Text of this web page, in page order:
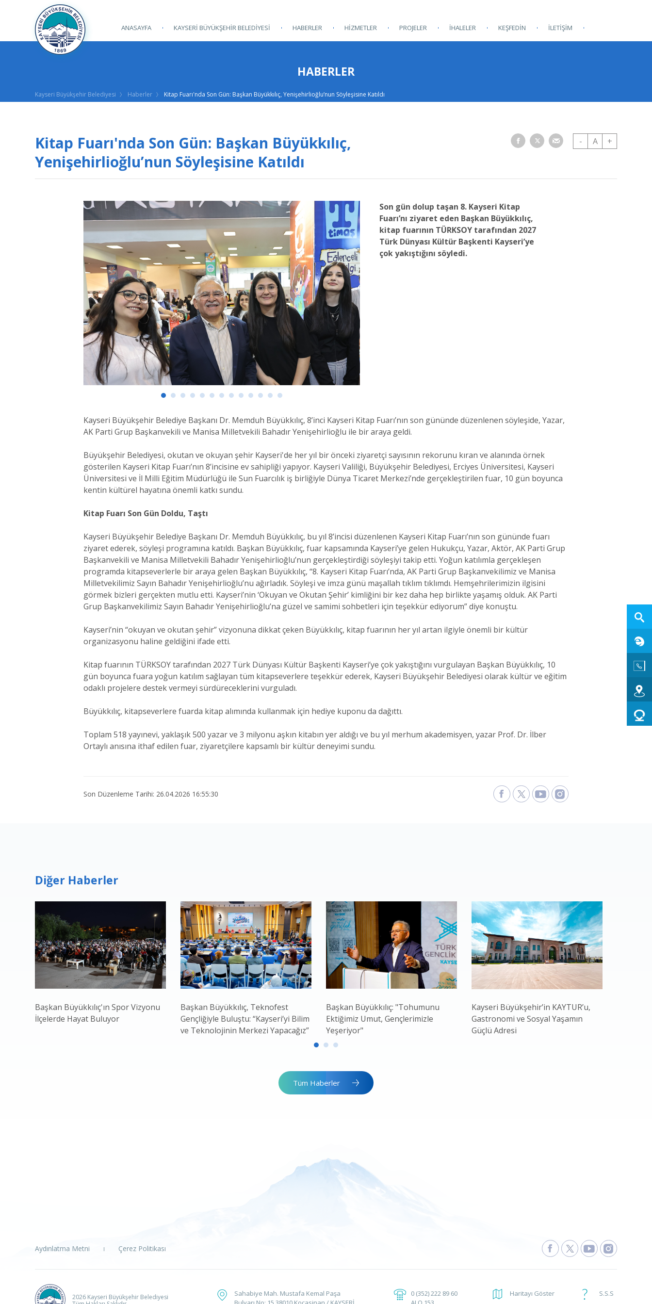
ANASAYFA KAYSERİ BÜYÜKŞEHİR BELEDİYESİ HABERLER HİZMETLER PROJELER İHALELER KEŞFEDİN İLETİŞİM
HABERLER
Kayseri Büyükşehir Belediyesi Haberler Kitap Fuarı'nda Son Gün: Başkan Büyükkılıç, Yenişehirlioğlu’nun Söyleşisine Katıldı
Kitap Fuarı'nda Son Gün: Başkan Büyükkılıç,
Yenişehirlioğlu’nun Söyleşisine Katıldı
- A +
Son gün dolup taşan 8. Kayseri Kitap
Fuarı’nı ziyaret eden Başkan Büyükkılıç,
kitap fuarının TÜRKSOY tarafından 2027
Türk Dünyası Kültür Başkenti Kayseri’ye
çok yakıştığını söyledi.
Kayseri Büyükşehir Belediye Başkanı Dr. Memduh Büyükkılıç, 8’inci Kayseri Kitap Fuarı’nın son gününde düzenlenen söyleşide, Yazar,
AK Parti Grup Başkanvekili ve Manisa Milletvekili Bahadır Yenişehirlioğlu ile bir araya geldi.
Büyükşehir Belediyesi, okutan ve okuyan şehir Kayseri'de her yıl bir önceki ziyaretçi sayısının rekorunu kıran ve alanında örnek
gösterilen Kayseri Kitap Fuarı’nın 8’incisine ev sahipliği yapıyor. Kayseri Valiliği, Büyükşehir Belediyesi, Erciyes Üniversitesi, Kayseri
Üniversitesi ve İl Milli Eğitim Müdürlüğü ile Sun Fuarcılık iş birliğiyle Dünya Ticaret Merkezi’nde gerçekleştirilen fuar, 10 gün boyunca
kentin kültürel hayatına önemli katkı sundu.
Kitap Fuarı Son Gün Doldu, Taştı
Kayseri Büyükşehir Belediye Başkanı Dr. Memduh Büyükkılıç, bu yıl 8’incisi düzenlenen Kayseri Kitap Fuarı’nın son gününde fuarı
ziyaret ederek, söyleşi programına katıldı. Başkan Büyükkılıç, fuar kapsamında Kayseri’ye gelen Hukukçu, Yazar, Aktör, AK Parti Grup
Başkanvekili ve Manisa Milletvekili Bahadır Yenişehirlioğlu’nun gerçekleştirdiği söyleşiyi takip etti. Yoğun katılımla gerçekleşen
programda kitapseverlerle bir araya gelen Başkan Büyükkılıç, “8. Kayseri Kitap Fuarı’nda, AK Parti Grup Başkanvekilimiz ve Manisa
Milletvekilimiz Sayın Bahadır Yenişehirlioğlu’nu ağırladık. Söyleşi ve imza günü maşallah tıklım tıklımdı. Hemşehrilerimizin ilgisini
görmek bizleri gerçekten mutlu etti. Kayseri’nin ‘Okuyan ve Okutan Şehir’ kimliğini bir kez daha hep birlikte yaşamış olduk. AK Parti
Grup Başkanvekilimiz Sayın Bahadır Yenişehirlioğlu’na güzel ve samimi sohbetleri için teşekkür ediyorum” diye konuştu.
Kayseri’nin “okuyan ve okutan şehir” vizyonuna dikkat çeken Büyükkılıç, kitap fuarının her yıl artan ilgiyle önemli bir kültür
organizasyonu haline geldiğini ifade etti.
Kitap fuarının TÜRKSOY tarafından 2027 Türk Dünyası Kültür Başkenti Kayseri’ye çok yakıştığını vurgulayan Başkan Büyükkılıç, 10
gün boyunca fuara yoğun katılım sağlayan tüm kitapseverlere teşekkür ederek, Kayseri Büyükşehir Belediyesi olarak kültür ve eğitim
odaklı projelere destek vermeyi sürdüreceklerini vurguladı.
Büyükkılıç, kitapseverlere fuarda kitap alımında kullanmak için hediye kuponu da dağıttı.
Toplam 518 yayınevi, yaklaşık 500 yazar ve 3 milyonu aşkın kitabın yer aldığı ve bu yıl merhum akademisyen, yazar Prof. Dr. İlber
Ortaylı anısına ithaf edilen fuar, ziyaretçilere kapsamlı bir kültür deneyimi sundu.
Son Düzenleme Tarihi: 26.04.2026 16:55:30
Diğer Haberler
Başkan Büyükkılıç'ın Spor Vizyonu
İlçelerde Hayat Buluyor
Başkan Büyükkılıç, Teknofest
Gençliğiyle Buluştu: “Kayseri’yi Bilim
ve Teknolojinin Merkezi Yapacağız”
Başkan Büyükkılıç: "Tohumunu
Ektiğimiz Umut, Gençlerimizle
Yeşeriyor"
Kayseri Büyükşehir’in KAYTUR’u,
Gastronomi ve Sosyal Yaşamın
Güçlü Adresi
Tüm Haberler
Aydınlatma Metni Çerez Politikası
2026 Kayseri Büyükşehir Belediyesi
Sahabiye Mah. Mustafa Kemal Paşa
0 (352) 222 89 60
Haritayı Göster S.S.S